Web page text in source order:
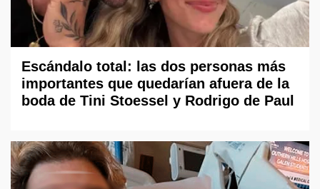
Escándalo total: las dos personas más
importantes que quedarían afuera de la
boda de Tini Stoessel y Rodrigo de Paul